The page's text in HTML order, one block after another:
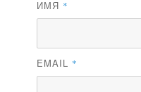
ИМЯ *
EMAIL *